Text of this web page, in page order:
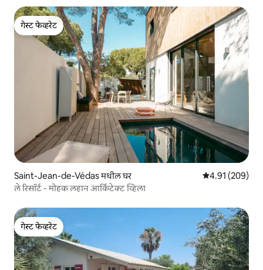
गेस्ट फेव्हरेट
गेस्ट फेव्हरेट
Saint-Jean-de-Védas मधील घर 5 पैकी 4.91
4.91 (209)
ले रिसॉर्ट - मोहक लहान आर्किटेक्ट व्हिला
गेस्ट फेव्हरेट
गेस्ट फेव्हरेट